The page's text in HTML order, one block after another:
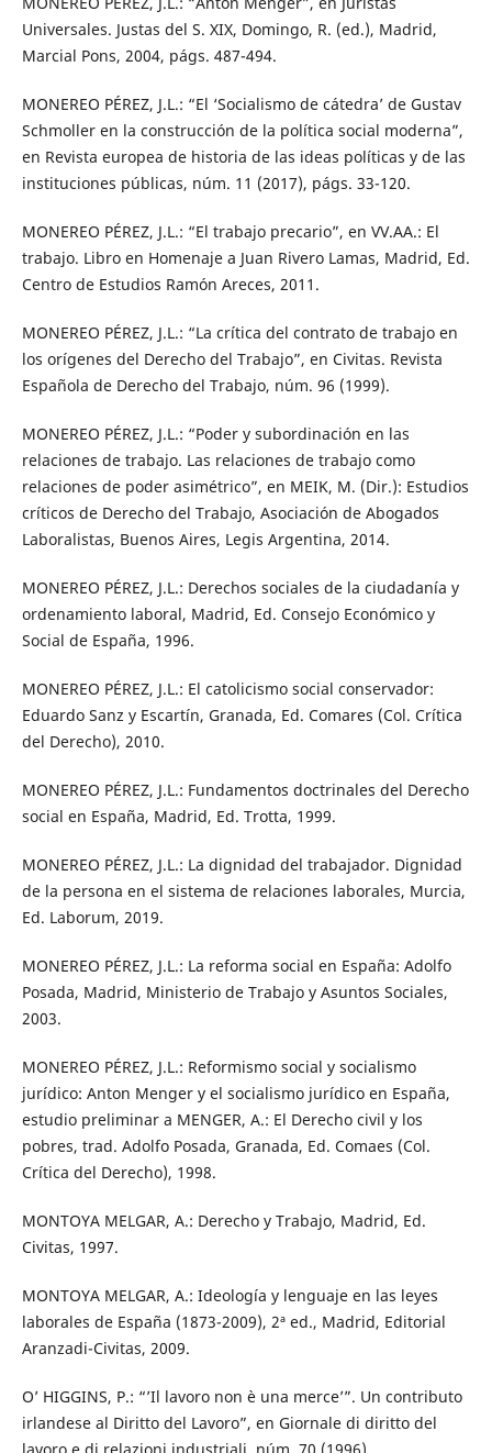
Universales. Justas del S. XIX, Domingo, R. (ed.), Madrid,
Marcial Pons, 2004, págs. 487-494.
MONEREO PÉREZ, J.L.: “El ‘Socialismo de cátedra’ de Gustav
Schmoller en la construcción de la política social moderna”,
en Revista europea de historia de las ideas políticas y de las
instituciones públicas, núm. 11 (2017), págs. 33-120.
MONEREO PÉREZ, J.L.: “El trabajo precario”, en VV.AA.: El
trabajo. Libro en Homenaje a Juan Rivero Lamas, Madrid, Ed.
Centro de Estudios Ramón Areces, 2011.
MONEREO PÉREZ, J.L.: “La crítica del contrato de trabajo en
los orígenes del Derecho del Trabajo”, en Civitas. Revista
Española de Derecho del Trabajo, núm. 96 (1999).
MONEREO PÉREZ, J.L.: “Poder y subordinación en las
relaciones de trabajo. Las relaciones de trabajo como
relaciones de poder asimétrico”, en MEIK, M. (Dir.): Estudios
críticos de Derecho del Trabajo, Asociación de Abogados
Laboralistas, Buenos Aires, Legis Argentina, 2014.
MONEREO PÉREZ, J.L.: Derechos sociales de la ciudadanía y
ordenamiento laboral, Madrid, Ed. Consejo Económico y
Social de España, 1996.
MONEREO PÉREZ, J.L.: El catolicismo social conservador:
Eduardo Sanz y Escartín, Granada, Ed. Comares (Col. Crítica
del Derecho), 2010.
MONEREO PÉREZ, J.L.: Fundamentos doctrinales del Derecho
social en España, Madrid, Ed. Trotta, 1999.
MONEREO PÉREZ, J.L.: La dignidad del trabajador. Dignidad
de la persona en el sistema de relaciones laborales, Murcia,
Ed. Laborum, 2019.
MONEREO PÉREZ, J.L.: La reforma social en España: Adolfo
Posada, Madrid, Ministerio de Trabajo y Asuntos Sociales,
2003.
MONEREO PÉREZ, J.L.: Reformismo social y socialismo
jurídico: Anton Menger y el socialismo jurídico en España,
estudio preliminar a MENGER, A.: El Derecho civil y los
pobres, trad. Adolfo Posada, Granada, Ed. Comaes (Col.
Crítica del Derecho), 1998.
MONTOYA MELGAR, A.: Derecho y Trabajo, Madrid, Ed.
Civitas, 1997.
MONTOYA MELGAR, A.: Ideología y lenguaje en las leyes
laborales de España (1873-2009), 2ª ed., Madrid, Editorial
Aranzadi-Civitas, 2009.
O’ HIGGINS, P.: “’Il lavoro non è una merce’”. Un contributo
irlandese al Diritto del Lavoro”, en Giornale di diritto del